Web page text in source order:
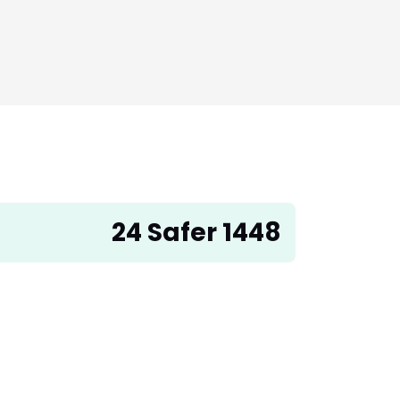
24 Safer 1448